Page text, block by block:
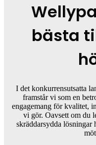
bästa
I det konkurrensutsatta
framstår vi som en
engagemang för kvalitet,
vi gör. Oavsett om du
skräddarsydda lösningar